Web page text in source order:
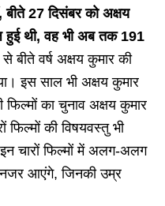
27 दिसंबर को अक्षय
हुई थी, वह भी अब तक 191
बीते वर्ष अक्षय कुमार की
इस साल भी अक्षय कुमार
फिल्मों का चुनाव अक्षय कुमार
फिल्मों की विषयवस्तु भी
चारों फिल्मों में अलग-अलग
आएंगे, जिनकी उम्र